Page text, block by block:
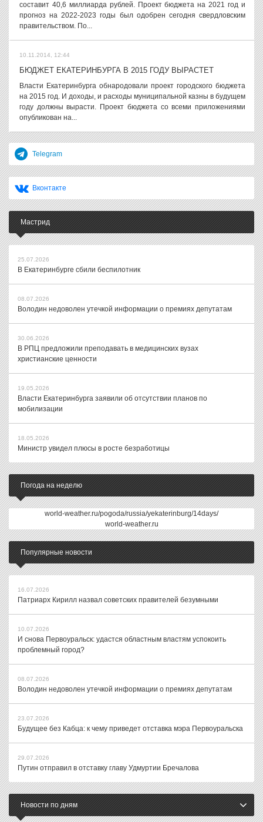
составит 40,6 миллиарда рублей. Проект бюджета на 2021 год и
прогноз на 2022-2023 годы был одобрен сегодня свердловским
правительством. По...
10.11.2014, 12:44
БЮДЖЕТ ЕКАТЕРИНБУРГА В 2015 ГОДУ ВЫРАСТЕТ
Власти Екатеринбурга обнародовали проект городского бюджета
на 2015 год. И доходы, и расходы муниципальной казны в будущем
году должны вырасти. Проект бюджета со всеми приложениями
опубликован на...
Telegram
Вконтакте
Мастрид
25.07.2026
В Екатеринбурге сбили беспилотник
08.07.2026
Володин недоволен утечкой информации о премиях депутатам
30.06.2026
В РПЦ предложили преподавать в медицинских вузах
христианские ценности
19.05.2026
Власти Екатеринбурга заявили об отсутствии планов по
мобилизации
18.05.2026
Министр увидел плюсы в росте безработицы
Погода на неделю
world-weather.ru/pogoda/russia/yekaterinburg/14days/
world-weather.ru
Популярные новости
16.07.2026
Патриарх Кирилл назвал советских правителей безумными
10.07.2026
И снова Первоуральск: удастся областным властям успокоить
проблемный город?
08.07.2026
Володин недоволен утечкой информации о премиях депутатам
23.07.2026
Будущее без Кабца: к чему приведет отставка мэра Первоуральска
29.07.2026
Путин отправил в отставку главу Удмуртии Бречалова
Новости по дням